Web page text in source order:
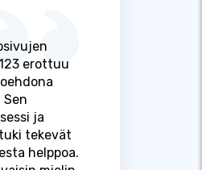
erottuu
ja
tekevät
helppoa.